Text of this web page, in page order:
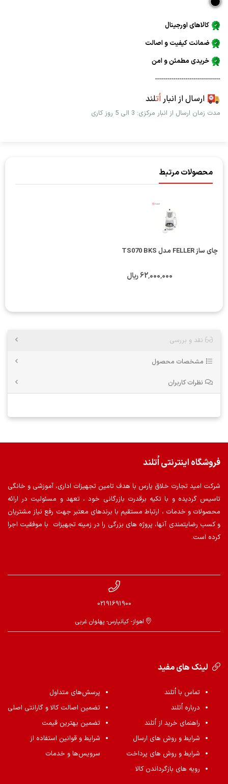
کالاهای اورجینال
ضمانت کیفیت و اصالت
خریدی مطمئن و امن
--------------------------------
ارسال از انباراُتلند
مدت زمان ارسال از انبار مرکزی: 3 الی 5 روز کاری
محصولات مرتبط
چای ساز FELLER مدل TS070 BKS
62٬000٬000 ریال
نقد و بررسی
مشخصات محصول
نظرات کاربران
فروشگاه اینترنتی اُتلند
شرکت امید تجارت خلاق پارس با هدف تامین تجهیزات اداری، آموزشی و خانگی
تاسیس گردیده و با تکیه برقدرت بازرگانی خود ، تعهد و مسئولیت در ارائه
محصولات و خدمات ، ارتباط مستقیم با برندهای معتبر جهت رفع نیاز مشتریان
و کسب رضایتمندی آنها، پروژه های بزرگی را در زمینه تجهیزات با موفقیت اجرا
کرده است.
02191691900
اهواز- کیانپارس- پهلوان غربی
لینک های مفید
تماس با اُتلند
درباره اُتلند
راهنمای خرید از اُتلند
شرایط و روش های ارسال
شرایط و روش های پرداخت
رویه های بازگرداندن کالا
پرسش‌های متداول
تضمین اصالت کالا و گارانتی اصلی
تضمین بهترین قیمت
شرایط و قوانین استفاده از
سرویس‌ها و خدمات